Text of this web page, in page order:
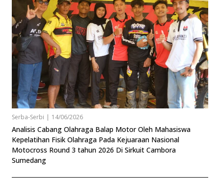
Serba-Serbi | 14/06/2026
Analisis Cabang Olahraga Balap Motor Oleh Mahasiswa
Kepelatihan Fisik Olahraga Pada Kejuaraan Nasional
Motocross Round 3 tahun 2026 Di Sirkuit Cambora
Sumedang